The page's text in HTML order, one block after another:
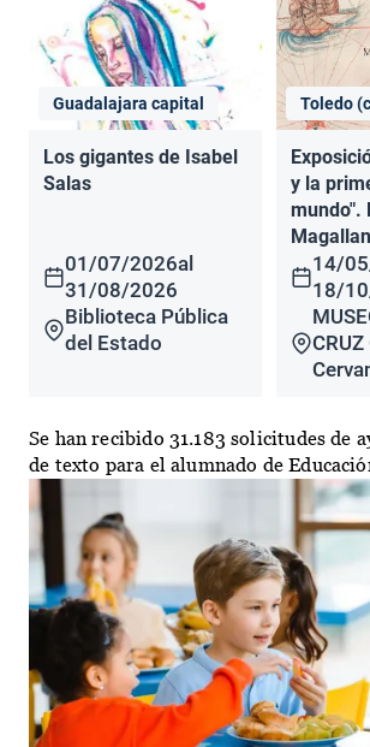
Guadalajara capital
Los gigantes de Isabel
Salas
01/07/2026al
31/08/2026
Biblioteca Pública
del Estado
Toledo
y la
mundo".
14/
18/
Se han recibido 31.183 solicitudes de
de texto para el alumnado de